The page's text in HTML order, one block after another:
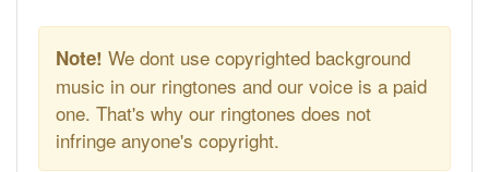
Note! We dont use copyrighted background
music in our ringtones and our voice is a paid
one. That's why our ringtones does not
infringe anyone's copyright.